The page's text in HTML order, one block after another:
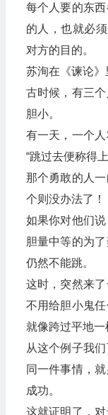
每个人要的东
的人，也就必
对方的目的。
苏洵在《谏论》
古时候，有三
胆小。
有一天，一个
“跳过去便称得
那个勇敢的人
个则没办法了！
如果你对他们
胆量中等的为
仍然不能跳。
这时，突然来
不用给胆小鬼
就像跨过平地一
从这个例子我
同一件事情，
成功。
这就证明了，